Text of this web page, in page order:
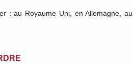
: au Royaume Uni, en Allemagne, au